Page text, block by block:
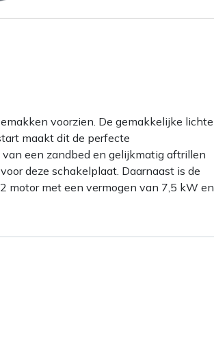
voorzien. De gemakkelijke lichte
maakt dit de perfecte
een zandbed en gelijkmatig aftrillen
deze schakelplaat. Daarnaast is de
motor met een vermogen van 7,5 kW en